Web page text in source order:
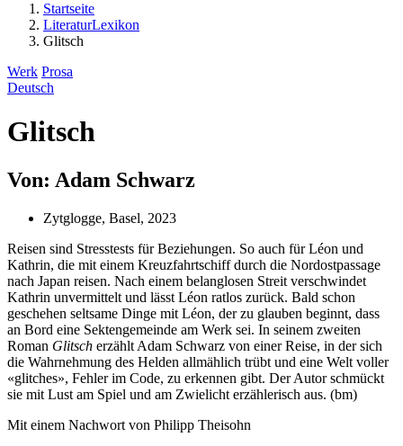
Startseite
LiteraturLexikon
Glitsch
Werk Prosa
Deutsch
Glitsch
Von: Adam Schwarz
Zytglogge, Basel, 2023
Reisen sind Stresstests für Beziehungen. So auch für Léon und
Kathrin, die mit einem Kreuzfahrtschiff durch die Nordostpassage
nach Japan reisen. Nach einem belanglosen Streit verschwindet
Kathrin unvermittelt und lässt Léon ratlos zurück. Bald schon
geschehen seltsame Dinge mit Léon, der zu glauben beginnt, dass
an Bord eine Sektengemeinde am Werk sei. In seinem zweiten
Roman Glitsch erzählt Adam Schwarz von einer Reise, in der sich
die Wahrnehmung des Helden allmählich trübt und eine Welt voller
«glitches», Fehler im Code, zu erkennen gibt. Der Autor schmückt
sie mit Lust am Spiel und am Zwielicht erzählerisch aus. (bm)
Mit einem Nachwort von Philipp Theisohn